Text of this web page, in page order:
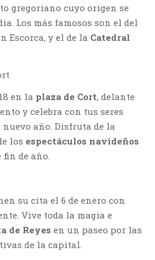
gregoriano cuyo origen se
Los más famosos son el del
Escorca, y el de la Catedral
en la plaza de Cort, delante
y celebra con tus seres
año. Disfruta de la
los espectáculos navideños
fin de año.
su cita el 6 de enero con
Vive toda la magia e
de Reyes en un paseo por las
de la capital.